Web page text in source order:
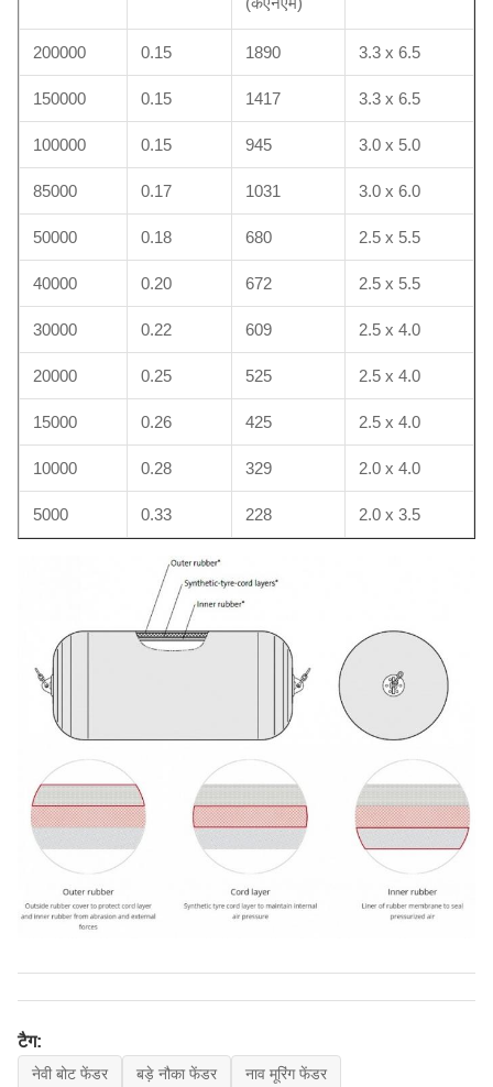
200000 0.15 1890 3.3 x 6.5
150000 0.15 1417 3.3 x 6.5
100000 0.15 945 3.0 x 5.0
85000 0.17 1031 3.0 x 6.0
50000 0.18 680 2.5 x 5.5
40000 0.20 672 2.5 x 5.5
30000 0.22 609 2.5 x 4.0
20000 0.25 525 2.5 x 4.0
15000 0.26 425 2.5 x 4.0
10000 0.28 329 2.0 x 4.0
5000 0.33 228 2.0 x 3.5
टैग:
नेवी बोट फेंडर बड़े नौका फेंडर नाव मूरिंग फेंडर